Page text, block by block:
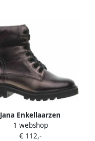
Jana Enkellaarzen
82527245915
1 webshop
€ 112,-